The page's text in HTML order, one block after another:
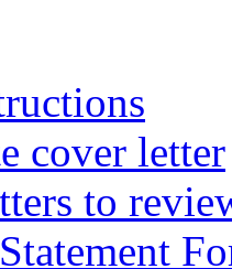
cover letter
to